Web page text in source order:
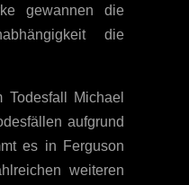
gewannen die
die
Todesfall Michael
aufgrund
es in Ferguson
weiteren